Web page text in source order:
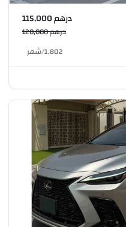
درهم 115,000
درهم 120,000
1,802
/شهر